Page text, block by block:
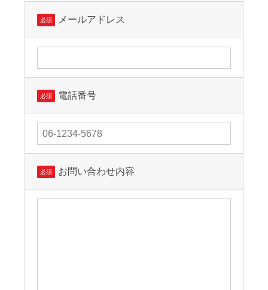
必須 メールアドレス
必須 電話番号
必須 お問い合わせ内容